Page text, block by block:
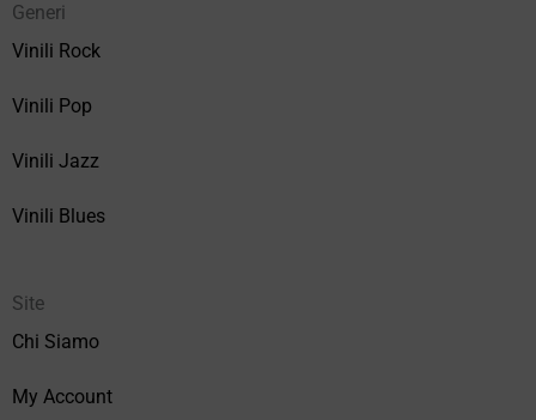
Generi
Vinili Rock
Vinili Pop
Vinili Jazz
Vinili Blues
Site
Chi Siamo
My Account